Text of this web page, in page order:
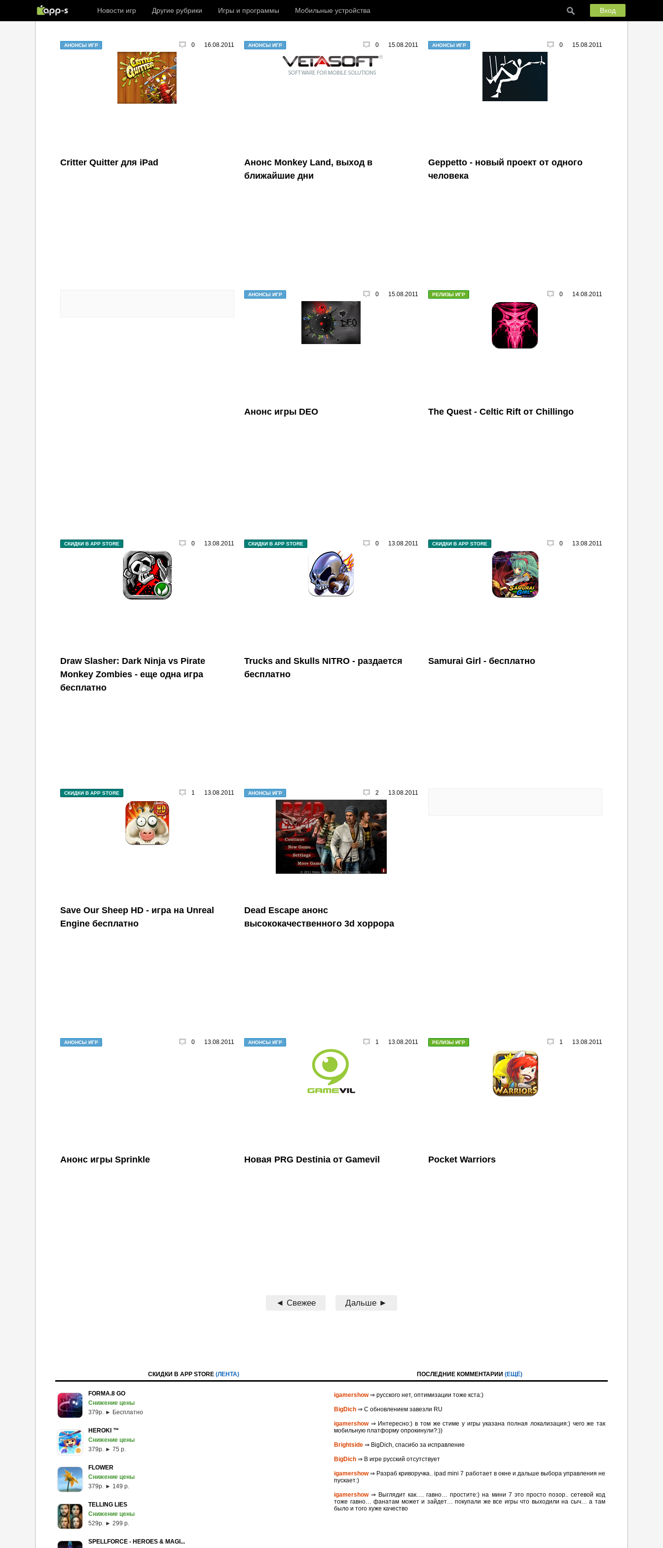
Новости игр Другие рубрики Игры и программы Мобильные устройства Вход
АНОНСЫ ИГР 0 16.08.2011
Critter Quitter для iPad
АНОНСЫ ИГР 0 15.08.2011
Анонс Monkey Land, выход в
ближайшие дни
АНОНСЫ ИГР 0 15.08.2011
Geppetto - новый проект от одного
человека
АНОНСЫ ИГР 0 15.08.2011
Анонс игры DEO
РЕЛИЗЫ ИГР 0 14.08.2011
The Quest - Celtic Rift от Chillingo
СКИДКИ В APP STORE 0 13.08.2011
Draw Slasher: Dark Ninja vs Pirate
Monkey Zombies - еще одна игра
бесплатно
СКИДКИ В APP STORE 0 13.08.2011
Trucks and Skulls NITRO - раздается
бесплатно
СКИДКИ В APP STORE 0 13.08.2011
Samurai Girl - бесплатно
СКИДКИ В APP STORE 1 13.08.2011
Save Our Sheep HD - игра на Unreal
Engine бесплатно
АНОНСЫ ИГР 2 13.08.2011
Dead Escape анонс
высококачественного 3d хоррора
АНОНСЫ ИГР 0 13.08.2011
Анонс игры Sprinkle
АНОНСЫ ИГР 1 13.08.2011
Новая PRG Destinia от Gamevil
РЕЛИЗЫ ИГР 1 13.08.2011
Pocket Warriors
◄ Свежее Дальше ►
СКИДКИ В APP STORE (ЛЕНТА)
FORMA.8 GO
Снижение цены
379p. ► Бесплатно
HEROKI ™
Снижение цены
379p. ► 75 р.
FLOWER
Снижение цены
379p. ► 149 р.
TELLING LIES
Снижение цены
529p. ► 299 р.
SPELLFORCE - HEROES & MAGI...
ПОСЛЕДНИЕ КОММЕНТАРИИ (ЕЩЁ)
igamershow⇒ русского нет, оптимизации тоже кста:)
BigDich ⇒ С обновлением завезли RU
igamershow⇒ Интересно:) в том же стиме у игры указана полная локализация:) чего же так
мобильную платформу опрокинули?:))
Brightside ⇒ BigDich, спасибо за исправление
BigDich ⇒ В игре русский отсутствует
igamershow⇒ Разраб криворучка.. ipad mini 7 работает в окне и дальше выбора управления не
пускает:)
igamershow⇒ Выглядит как…. гавно… простите:) на мини 7 это просто позор.. сетевой код
тоже гавно… фанатам может и зайдет… покупали же все игры что выходили на сыч… а там
было и того хуже качество